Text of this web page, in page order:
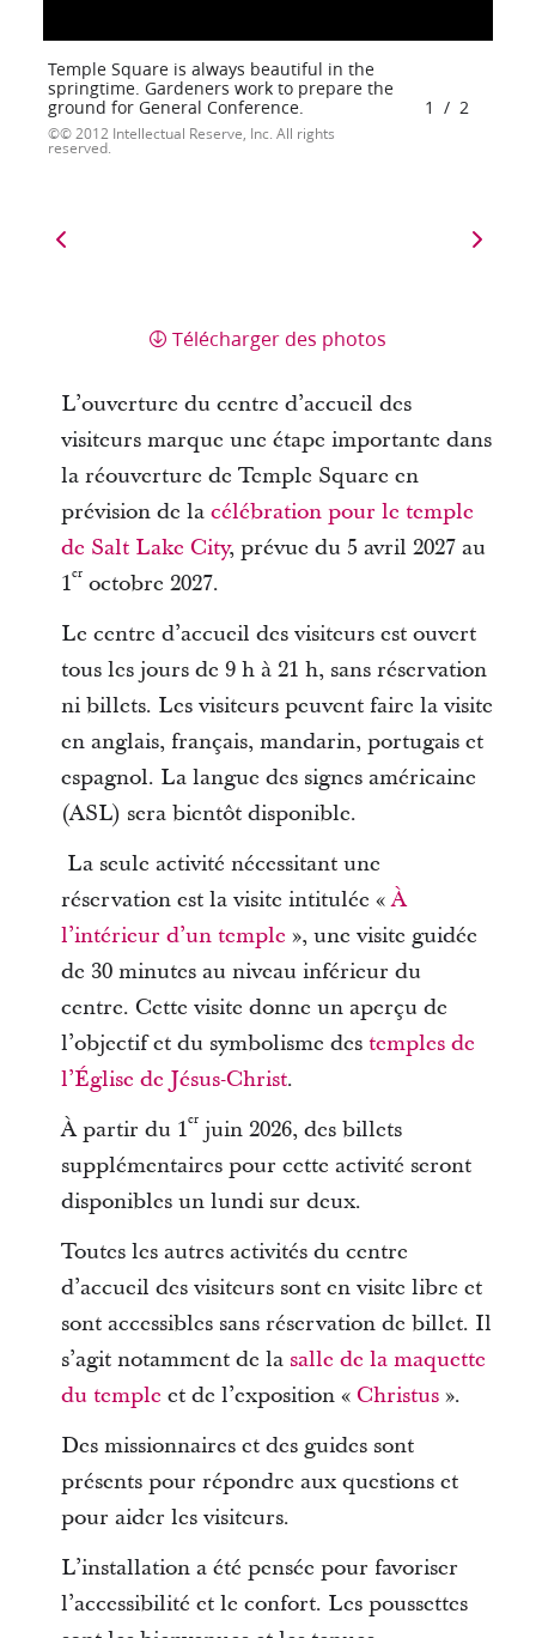
Temple Square is always beautiful in the
springtime. Gardeners work to prepare the
ground for General Conference.
© 2012 Intellectual Reserve, Inc. All rights
reserved.
1 / 2
Télécharger des photos
L’ouverture du centre d’accueil des
visiteurs marque une étape importante dans
la réouverture de Temple Square en
prévision de la célébration pour le temple
de Salt Lake City, prévue du 5 avril 2027 au
1er octobre 2027.
Le centre d’accueil des visiteurs est ouvert
tous les jours de 9 h à 21 h, sans réservation
ni billets. Les visiteurs peuvent faire la visite
en anglais, français, mandarin, portugais et
espagnol. La langue des signes américaine
(ASL) sera bientôt disponible.
La seule activité nécessitant une
réservation est la visite intitulée «À
l’intérieur d’un temple », une visite guidée
de 30 minutes au niveau inférieur du
centre. Cette visite donne un aperçu de
l’objectif et du symbolisme des temples de
l’Église de Jésus-Christ.
À partir du 1er juin 2026, des billets
supplémentaires pour cette activité seront
disponibles un lundi sur deux.
Toutes les autres activités du centre
d’accueil des visiteurs sont en visite libre et
sont accessibles sans réservation de billet. Il
s’agit notamment de la salle de la maquette
du temple et de l’exposition « Christus».
Des missionnaires et des guides sont
présents pour répondre aux questions et
pour aider les visiteurs.
L’installation a été pensée pour favoriser
l’accessibilité et le confort. Les poussettes